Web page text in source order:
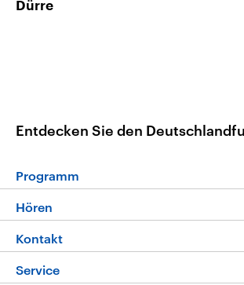
Dürre
Entdecken Sie den
Programm
Programm
Die Nachrichten
Nachrichtenleicht
Hören
Livestream
Kontakt
Hörerservice
Service